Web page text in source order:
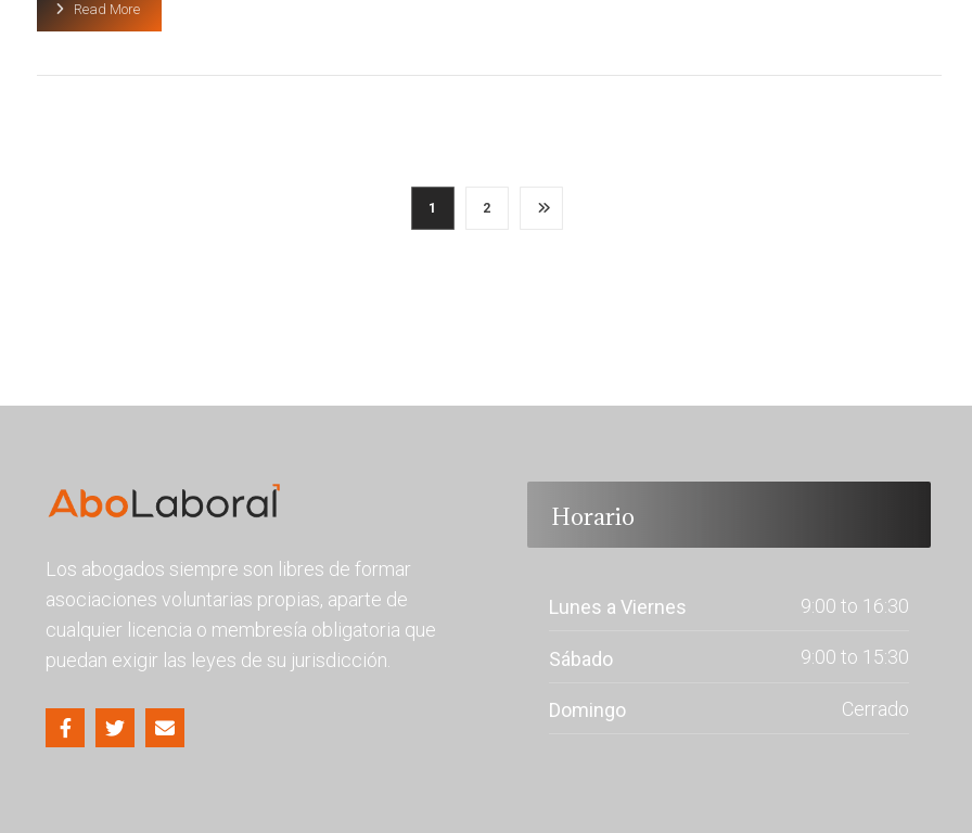
Read More
1 2
Los abogados siempre son libres de formar
asociaciones voluntarias propias, aparte de
cualquier licencia o membresía obligatoria que
puedan exigir las leyes de su jurisdicción.
Horario
Lunes a Viernes 9:00 to 16:30
Sábado 9:00 to 15:30
Domingo Cerrado